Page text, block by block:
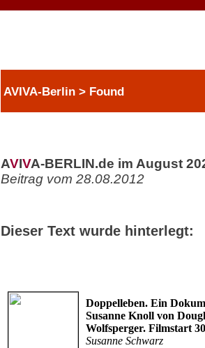
AVIVA-Berlin > Found
AVIVA-BERLIN.de im August
Beitrag vom 28.08.2012
Dieser Text wurde hinterlegt:
Doppelleben. Ein
Susanne Knoll von
Wolfsperger. Filmstart
Susanne Schwarz